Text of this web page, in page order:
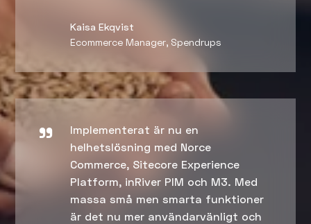
Kaisa Ekqvist
Ecommerce Manager, Spendrups
Implementerat är nu en
helhetslösning med Norce
Commerce, Sitecore Experience
Platform, inRiver PIM och M3. Med
massa små men smarta funktioner
är det nu mer användarvänligt och